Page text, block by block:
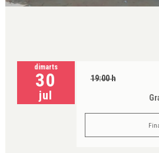
dimarts
30
jul
19:00 h